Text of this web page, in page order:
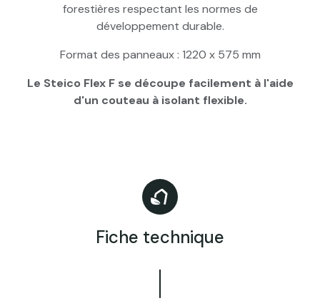
forestières respectant les normes de
développement durable.
Format des panneaux : 1220 x 575 mm
Le Steico Flex F se découpe facilement à l'aide
d'un couteau à isolant flexible.
Fiche technique